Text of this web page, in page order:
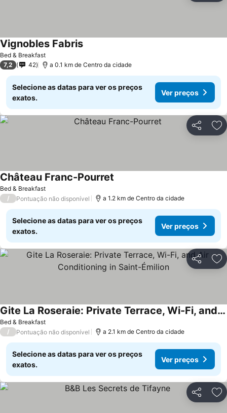
Bed & Breakfast
Vignobles FabrisVer preços
7,2 42 a 0.1 km de Centro da cidade
Selecione as datas para ver os preços
exatos.
Ver preços
Partilhar
Bed & Breakfast
Château Franc-Pourret
/ Pontuação não disponível a 1.2 km de Centro da cidade
Selecione as datas para ver os preços
exatos.
Ver preços
Partilhar
Bed & Breakfast
Gite La Roseraie: Private Terrace, Wi-Fi, and Air Conditioning in Saint-Émilion
Ver preços
/ Pontuação não disponível a 2.1 km de Centro da cidade
Selecione as datas para ver os preços
exatos.
Ver preços
Partilhar